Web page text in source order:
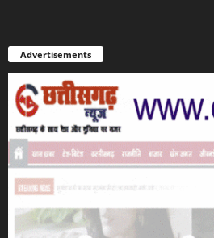
Advertisements